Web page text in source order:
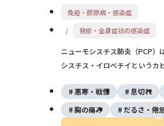
免疫・膠原病・感染症
発疹・全身症状の感染症
ニューモシスチス肺炎（PCP）
シスチス・イロベチイというカ
発熱・息切れ・乾いた咳が代表
す。放置すると重い呼吸不全に
があるため、早期診断とST合剤
悪寒・戦慄 息切れ
胸の痛み
だるさ・倦